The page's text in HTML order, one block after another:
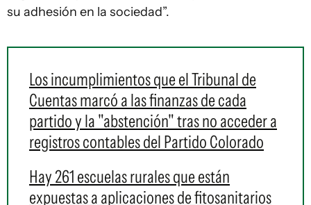
su adhesión en la sociedad”.
Los incumplimientos que el Tribunal de
Cuentas marcó a las finanzas de cada
partido y la "abstención" tras no acceder a
registros contables del Partido Colorado
Hay 261 escuelas rurales que están
expuestas a aplicaciones de fitosanitarios